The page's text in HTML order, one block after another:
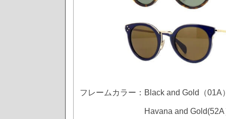
フレームカラー：Black and Gold（
Havana and Gold(52A